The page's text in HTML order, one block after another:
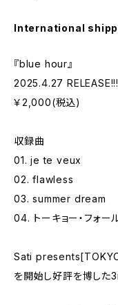
International
『blue hour』
2025.4.27
￥2,000(税込)
収録曲
01. je te veux
02. flawless
03. summer dream
04. トーキョー・フォ
Sati
を開始し好評を博した